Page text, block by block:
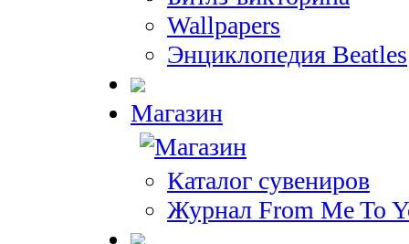
Wallpapers
Энциклопедия Beatles
Магазин
Каталог сувениров
Журнал From Me To